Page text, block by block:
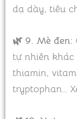
dạ dày, tiêu
🌿 9. Mè đen:
tự nhiên khác
thiamin,
tryptophan…